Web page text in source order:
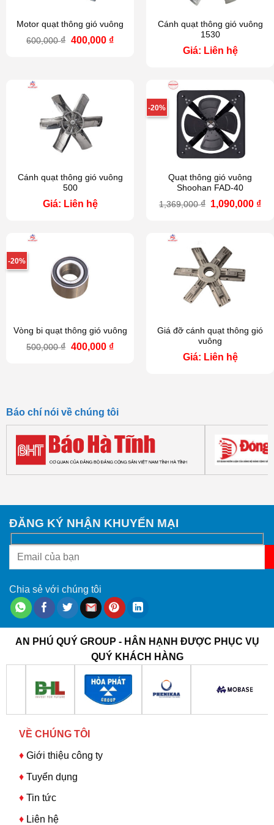
Motor quạt thông gió vuông
600,000₫ Giá
400,000 ₫Giá
Cánh quạt thông gió vuông
1530
Giá: Liên hệ
Cánh quạt thông gió vuông
500
Giá: Liên hệ
-20%
Quạt thông gió vuông
Shoohan FAD-40
1,369,000₫ Giá
1,090,000 ₫
-20%
Vòng bi quạt thông gió vuông
500,000₫ Giá
400,000 ₫Giá
Giá đỡ cánh quạt thông gió
vuông
Giá: Liên hệ
Báo chí nói về chúng tôi
ĐĂNG KÝ NHẬN KHUYẾN MẠI
Chia sẻ với chúng tôi
AN PHÚ QUÝ GROUP - HÂN HẠNH ĐƯỢC PHỤC VỤ
QUÝ KHÁCH HÀNG
VỀ CHÚNG TÔI
♦ Giới thiệu công ty
♦Tuyển dụng
♦ Tin tức
♦ Liên hệ